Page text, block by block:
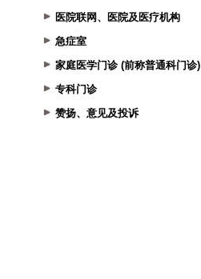
医院联网、医院及医疗机构
急症室
家庭医学门诊 (前称普通科门诊)
专科门诊
赞扬、意见及投诉